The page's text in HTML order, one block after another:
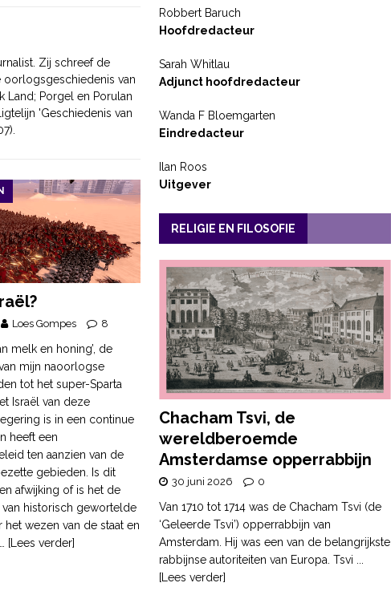
Zij schreef de
van
Land; Porgel en Porulan
'Geschiedenis van
Loes Gompes 8
melk en honing’, de
mijn naoorlogse
tot het super-Sparta
Israël van deze
is in een continue
heeft een
ten aanzien van de
gebieden. Is dit
afwijking of is het de
historisch gewortelde
wezen van de staat en
… [Lees verder]
Robbert Baruch
Hoofdredacteur
Sarah Whitlau
Adjunct hoofdredacteur
Wanda F Bloemgarten
Eindredacteur
Ilan Roos
Uitgever
RELIGIE EN FILOSOFIE
Chacham Tsvi, de
wereldberoemde
Amsterdamse opperrabbijn
30 juni 2026 0
Van 1710 tot 1714 was de Chacham Tsvi (de
‘Geleerde Tsvi’) opperrabbijn van
Amsterdam. Hij was een van de belangrijkste
rabbijnse autoriteiten van Europa. Tsvi
[Lees verder]